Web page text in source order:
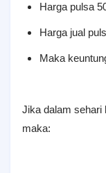
Harga pulsa
Harga jual
Maka
Jika dalam sehari
maka: